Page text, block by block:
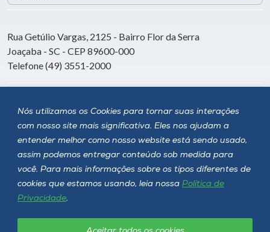
Nós utilizamos os Cookies para tornar suas interações
com nosso site mais significativa. Eles nos ajudam a
entender melhor como nosso website está sendo usado,
assim podemos entregar conteúdo sob medida para
você. Para mais informações sobre os tipos diferentes de
cookies que estamos usando, leia nossa Política de
Privacidade.
Rua Getúlio Vargas, 2125 - Bairro Flor da Serra
Joaçaba - SC - CEP 89600-000
Telefone (49) 3551-2000
Siga a Unoesc